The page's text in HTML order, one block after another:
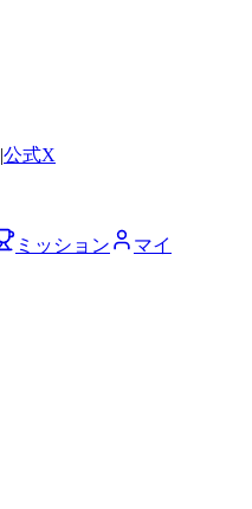
|公式X
ミッション マイ